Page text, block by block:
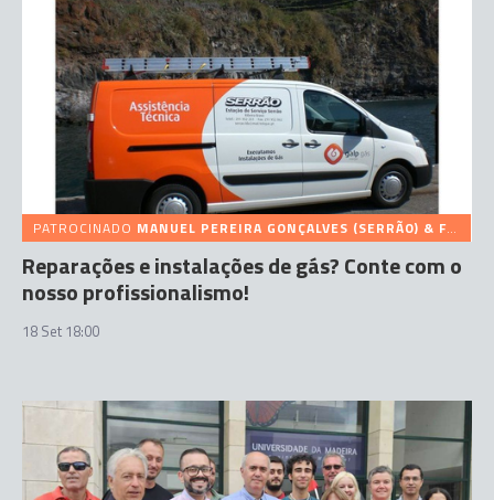
PATROCINADO MANUEL PEREIRA GONÇALVES (SERRÃO) & FILHOS
Reparações e instalações de gás? Conte com o
nosso profissionalismo!
18 Set 18:00